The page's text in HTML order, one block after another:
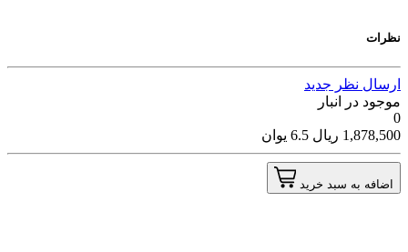
نظرات
ارسال نظر جدید
موجود در انبار
0
1,878,500 ریال 6.5 یوان
اضافه به سبد خرید